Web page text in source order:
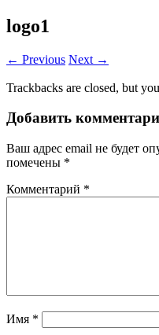
logo1
← Previous Next →
Trackbacks are closed, but
Добавить
Ваш адрес email не будет
помечены *
Комментарий *
Имя *